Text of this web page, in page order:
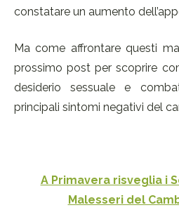
constatare un aumento
Ma come affrontare questi
prossimo post per scoprire
desiderio sessuale e
principali sintomi negativi del
A Primavera risveglia i
Malesseri del